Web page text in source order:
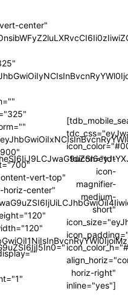
center"
vert-top"
horiz-center"
tdicon="td-
icon-
magnifier-
medium-
short"
horiz-right"
inline="yes"]